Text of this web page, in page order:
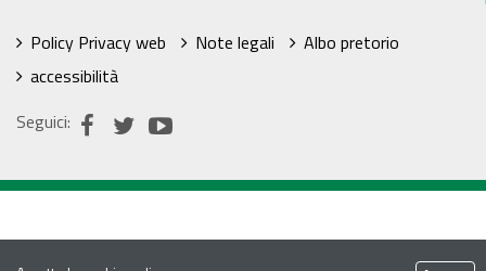
Policy Privacy web Note legali
Albo pretorio
accessibilità
Seguici: